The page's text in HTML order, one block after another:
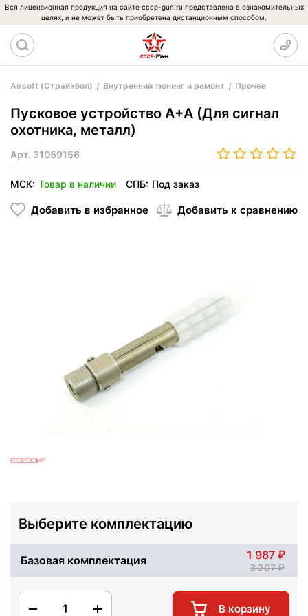
Вся лицензионная продукция на сайте cccp-gun.ru представлена в ознакомительных
целях, и не может быть приобретена дистанционным способом.
Airsoft (Страйкбол) Внутренний тюнинг и ремонт Прочее
Пусковое устройство A+A (Для сигнал
охотника, металл)
Арт. 31059156
МСК: Товар в наличии СПБ: Под заказ
Добавить в избранное Добавить к сравнению
Выберите комплектацию
Базовая комплектация 1 987
3 207
1 В корзину